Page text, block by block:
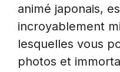
animé japonais,
incroyablement
lesquelles vous
photos et